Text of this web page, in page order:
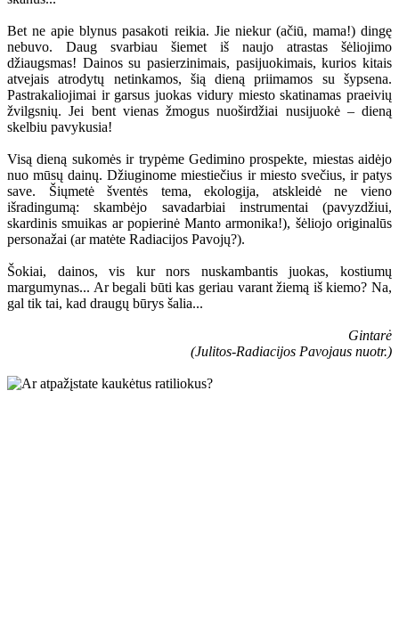
Bet ne apie blynus pasakoti reikia. Jie niekur (ačiū, mama!) dingę
nebuvo. Daug svarbiau šiemet iš naujo atrastas šėliojimo
džiaugsmas! Dainos su pasierzinimais, pasijuokimais, kurios kitais
atvejais atrodytų netinkamos, šią dieną priimamos su šypsena.
Pastrakaliojimai ir garsus juokas vidury miesto skatinamas praeivių
žvilgsnių. Jei bent vienas žmogus nuoširdžiai nusijuokė – dieną
skelbiu pavykusia!
Visą dieną sukomės ir trypėme Gedimino prospekte, miestas aidėjo
nuo mūsų dainų. Džiuginome miestiečius ir miesto svečius, ir patys
save. Šiųmetė šventės tema, ekologija, atskleidė ne vieno
išradingumą: skambėjo savadarbiai instrumentai (pavyzdžiui,
skardinis smuikas ar popierinė Manto armonika!), šėliojo originalūs
personažai (ar matėte Radiacijos Pavojų?).
Šokiai, dainos, vis kur nors nuskambantis juokas, kostiumų
margumynas... Ar begali būti kas geriau varant žiemą iš kiemo? Na,
gal tik tai, kad draugų būrys šalia...
Gintarė
(Julitos-Radiacijos Pavojaus nuotr.)